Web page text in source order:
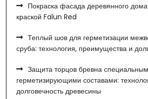
Покраска фасада деревянного дома
краской Falun Red
Теплый шов для герметизации
сруба: технология, преимущества и
Защита торцов бревна
герметизирующими составами:
долговечность древесины